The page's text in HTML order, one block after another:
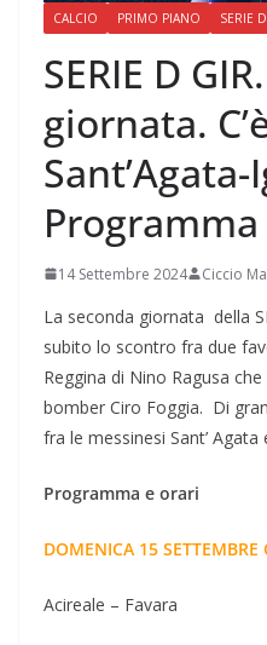
CALCIO PRIMO PIANO SERIE D
SERIE D
giornata.
Sant’Agata-
14 Settembre 2024 Ciccio
La seconda giornata della
subito lo scontro fra due
Reggina di Nino Ragusa
bomber Ciro Foggia. Di
fra le messinesi Sant’ Agata
Programma e orari
DOMENICA 15 SETTEMBRE
Acireale – Favara